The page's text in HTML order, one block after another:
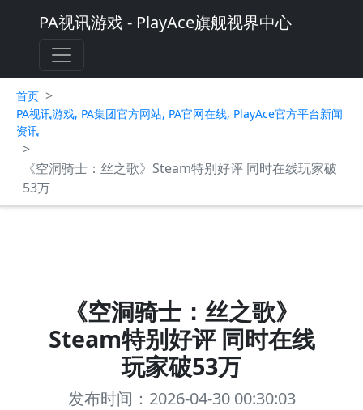
PA视讯游戏 - PlayAce旗舰视界中心
首页 >
PA视讯游戏, PA集团官方网站, PA官网在线, PlayAce官方平台新闻
资讯
>
《空洞骑士：丝之歌》Steam特别好评 同时在线玩家破
53万
《空洞骑士：丝之歌》
Steam特别好评 同时在线
玩家破53万
发布时间：2026-04-30 00:30:03